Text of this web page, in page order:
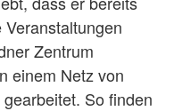
Zentrum
einem Netz von
So finden